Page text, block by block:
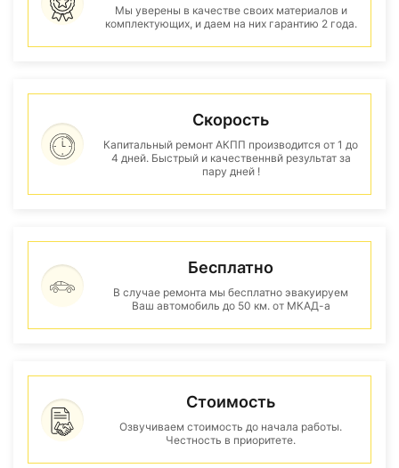
Мы уверены в качестве своих материалов и
комплектующих, и даем на них гарантию 2 года.
Скорость
Капитальный ремонт АКПП производится от 1 до
4 дней. Быстрый и качественнвй результат за
пару дней !
Бесплатно
В случае ремонта мы бесплатно эвакуируем
Ваш автомобиль до 50 км. от МКАД-а
Стоимость
Озвучиваем стоимость до начала работы.
Честность в приоритете.